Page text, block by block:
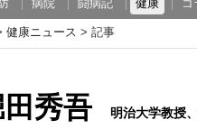
病院 闘病記 健康 コ
健康ニュース 記事
秀吾 明治大学教授